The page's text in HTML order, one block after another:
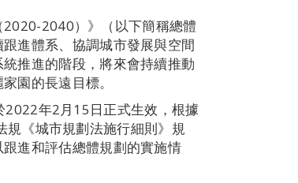
2040）》（以下簡稱總體
進體系、協調城市發展與空間
推進的階段，將來會持續推動
園的長遠目標。
2022年2月15日正式生效，根據
《城市規劃法施行細則》規
進和評估總體規劃的實施情